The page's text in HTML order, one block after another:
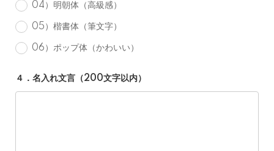
04）明朝体（高級感）
05）楷書体（筆文字）
06）ポップ体（かわいい）
４．名入れ文言（200文字以内）